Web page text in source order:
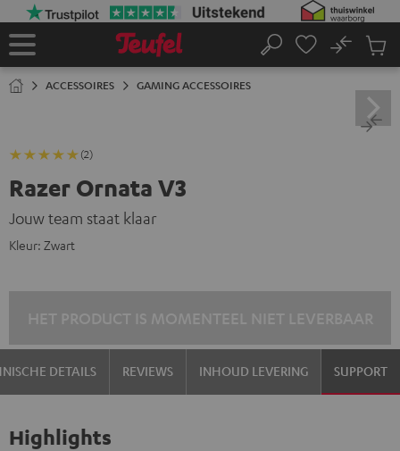
Home
Zoeken
No
ACCESSOIRES GAMING ACCESSOIRES
(2)
Razer Ornata V3
Jouw team staat klaar
Kleur: Zwart
DETAILS REVIEWS INHOUD LEVERING SUPPORT
Highlights